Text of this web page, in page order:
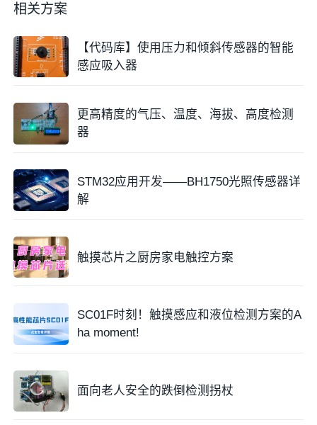
相关方案
【代码库】使用压力和倾斜传感器的智能
感应吸入器
更高精度的气压、温度、海拔、高度检测
器
STM32应用开发——BH1750光照传感器详
解
触摸芯片之厨房家电触控方案
SC01F时刻！触摸感应和液位检测方案的A
ha moment!
面向老人安全的跌倒检测拐杖